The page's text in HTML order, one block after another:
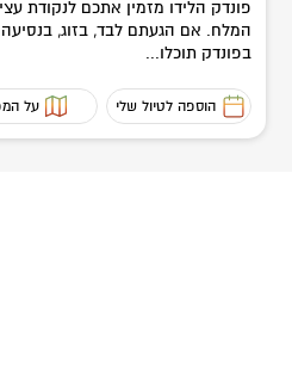
פונדק הלידו מזמין אתכם לנקודת
המלח. אם הגעתם לבד, בזוג,
בפונדק תוכלו...
הוספה לטיול שלי על